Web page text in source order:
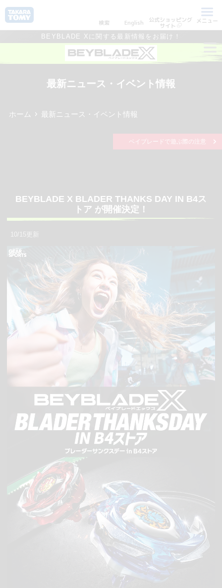
検索 English 公式ショッピング
サイト
メニュー
BEYBLADE Xに関する最新情報をお届け！
最新ニュース・イベント情報
ホーム 最新ニュース・イベント情報
ベイブレードで遊ぶ際の注意
BEYBLADE X BLADER THANKS DAY IN B4ス
トア が開催決定！
10/15更新